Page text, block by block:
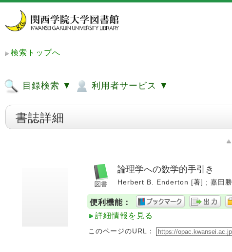
検索トップへ
目録検索 ▼ 利用者サービス ▼
書誌詳細
論理学への数学的手引き
Herbert B. Enderton [著] ; 嘉田
便利機能：
詳細情報を見る
このページのURL：